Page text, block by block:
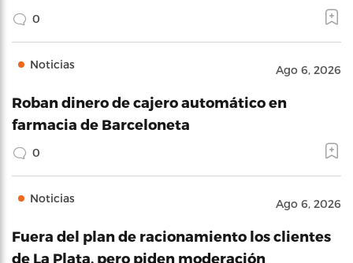
0
Noticias Ago 6, 2026
Roban dinero de cajero automático en
farmacia de Barceloneta
0
Noticias Ago 6, 2026
Fuera del plan de racionamiento los clientes
de La Plata, pero piden moderación